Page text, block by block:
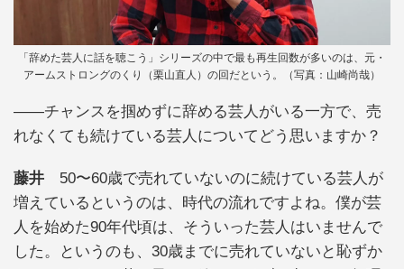
「辞めた芸人に話を聴こう」シリーズの中で最も再生回数が多いのは、元・
アームストロングのくり（栗山直人）の回だという。（写真：山崎尚哉）
――チャンスを掴めずに辞める芸人がいる一方で、売
れなくても続けている芸人についてどう思いますか？
藤井 50〜60歳で売れていないのに続けている芸人が
増えているというのは、時代の流れですよね。僕が芸
人を始めた90年代頃は、そういった芸人はいませんで
した。というのも、30歳までに売れていないと恥ずか